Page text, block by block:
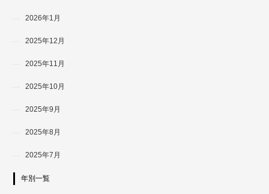
2026年1月
2025年12月
2025年11月
2025年10月
2025年9月
2025年8月
2025年7月
年別一覧